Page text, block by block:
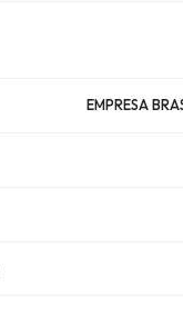
EMPRESA